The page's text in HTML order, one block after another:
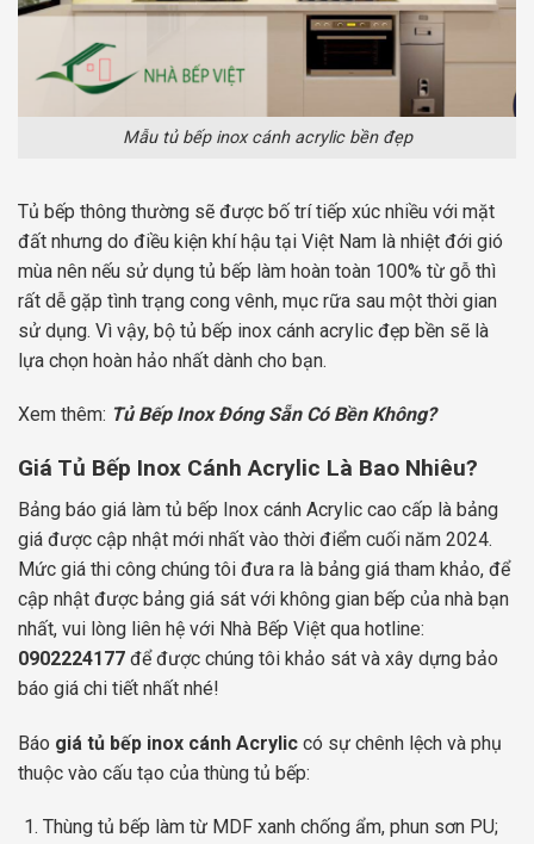
Mẫu tủ bếp inox cánh acrylic bền đẹp
Tủ bếp thông thường sẽ được bố trí tiếp xúc nhiều với mặt
đất nhưng do điều kiện khí hậu tại Việt Nam là nhiệt đới gió
mùa nên nếu sử dụng tủ bếp làm hoàn toàn 100% từ gỗ thì
rất dễ gặp tình trạng cong vênh, mục rữa sau một thời gian
sử dụng. Vì vậy, bộ tủ bếp inox cánh acrylic đẹp bền sẽ là
lựa chọn hoàn hảo nhất dành cho bạn.
Xem thêm: Tủ Bếp Inox Đóng Sẵn Có Bền Không?
Giá Tủ Bếp Inox Cánh Acrylic Là Bao Nhiêu?
Bảng báo giá làm tủ bếp Inox cánh Acrylic cao cấp là bảng
giá được cập nhật mới nhất vào thời điểm cuối năm 2024.
Mức giá thi công chúng tôi đưa ra là bảng giá tham khảo, để
cập nhật được bảng giá sát với không gian bếp của nhà bạn
nhất, vui lòng liên hệ với Nhà Bếp Việt qua hotline:
0902224177 để được chúng tôi khảo sát và xây dựng bảo
báo giá chi tiết nhất nhé!
Báo giá tủ bếp inox cánh Acrylic có sự chênh lệch và phụ
thuộc vào cấu tạo của thùng tủ bếp:
Thùng tủ bếp làm từ MDF xanh chống ẩm, phun sơn PU;